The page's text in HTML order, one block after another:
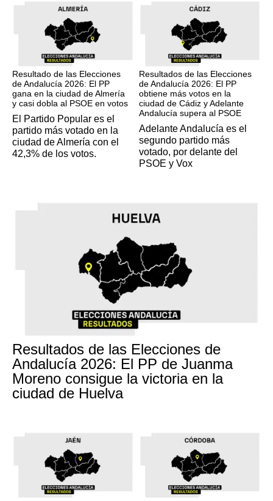
Resultado de las Elecciones
de Andalucía 2026: El PP
gana en la ciudad de Almería
y casi dobla al PSOE en votos
El Partido Popular es el
partido más votado en la
ciudad de Almería con el
42,3% de los votos.
Resultados de las Elecciones
de Andalucía 2026: El PP
obtiene más votos en la
ciudad de Cádiz y Adelante
Andalucía supera al PSOE
Adelante Andalucía es el
segundo partido más
votado, por delante del
PSOE y Vox
Resultados de las Elecciones de
Andalucía 2026: El PP de Juanma
Moreno consigue la victoria en la
ciudad de Huelva